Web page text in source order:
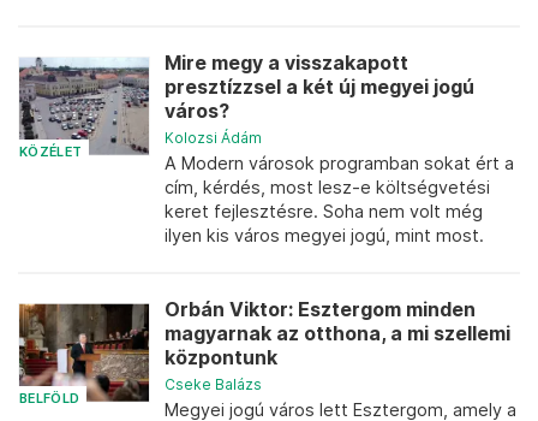
KÖZÉLET
Mire megy a visszakapott
presztízzsel a két új megyei jogú
város?
Kolozsi Ádám
A Modern városok programban sokat ért a
cím, kérdés, most lesz-e költségvetési
keret fejlesztésre. Soha nem volt még
ilyen kis város megyei jogú, mint most.
BELFÖLD
Orbán Viktor: Esztergom minden
magyarnak az otthona, a mi szellemi
központunk
Cseke Balázs
Megyei jogú város lett Esztergom, amely a